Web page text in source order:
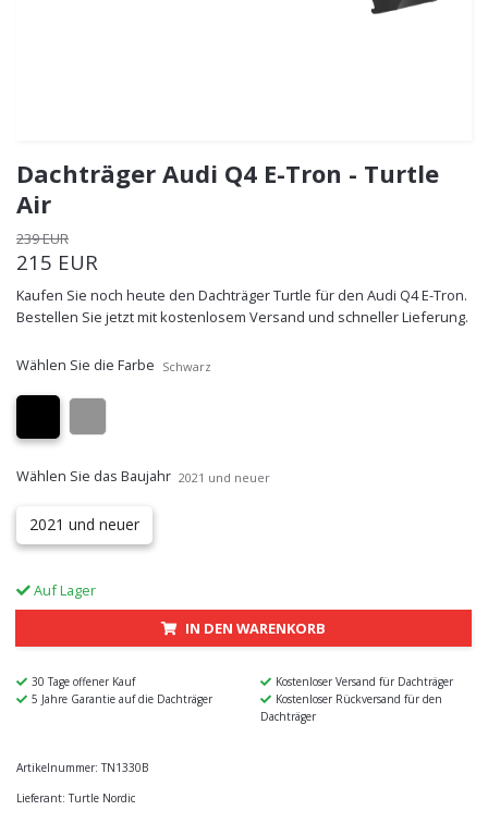
Dachträger Audi Q4 E-Tron - Turtle
Air
239 EUR
215 EUR
Kaufen Sie noch heute den Dachträger Turtle für den Audi Q4 E-Tron.
Bestellen Sie jetzt mit kostenlosem Versand und schneller Lieferung.
Wählen Sie die Farbe Schwarz
Wählen Sie das Baujahr 2021 und neuer
2021 und neuer
Auf Lager
IN DEN WARENKORB
30 Tage offener Kauf
Kostenloser Versand für Dachträger
5 Jahre Garantie auf die Dachträger
Kostenloser Rückversand für den
Dachträger
Artikelnummer: TN1330B
Lieferant: Turtle Nordic